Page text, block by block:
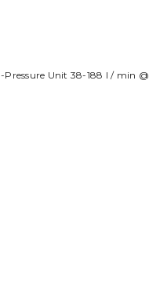
Unit 38-188 l / min @